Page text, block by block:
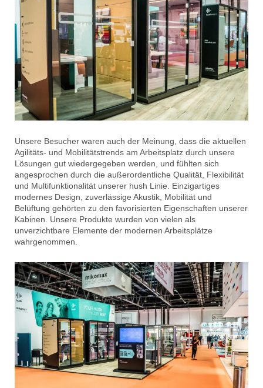
Unsere Besucher waren auch der Meinung, dass die aktuellen
Agilitäts- und Mobilitätstrends am Arbeitsplatz durch unsere
Lösungen gut wiedergegeben werden, und fühlten sich
angesprochen durch die außerordentliche Qualität, Flexibilität
und Multifunktionalität unserer hush Linie. Einzigartiges
modernes Design, zuverlässige Akustik, Mobilität und
Belüftung gehörten zu den favorisierten Eigenschaften unserer
Kabinen. Unsere Produkte wurden von vielen als
unverzichtbare Elemente der modernen Arbeitsplätze
wahrgenommen.